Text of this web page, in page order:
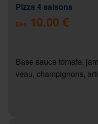
Pizza 4 saisons
Dès 10.00 €
Base sauce tomate,
veau, champignons,